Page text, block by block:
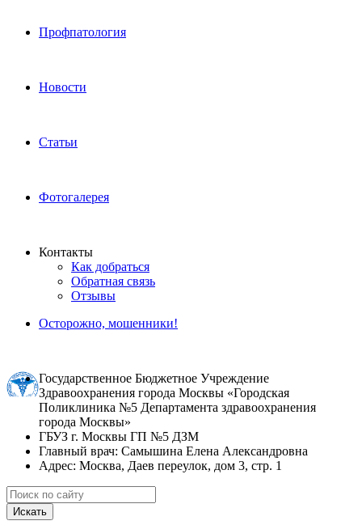
Профпатология
Новости
Статьи
Фотогалерея
Контакты
Как добраться
Обратная связь
Отзывы
Осторожно, мошенники!
Государственное Бюджетное Учреждение
Здравоохранения города Москвы «Городская
Поликлиника №5 Департамента здравоохранения
города Москвы»
ГБУЗ г. Москвы ГП №5 ДЗМ
Главный врач: Самышина Елена Александровна
Адрес: Москва, Даев переулок, дом 3, стр. 1
Искать